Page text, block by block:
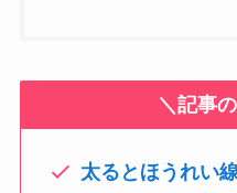
＼記事
太るとほうれい